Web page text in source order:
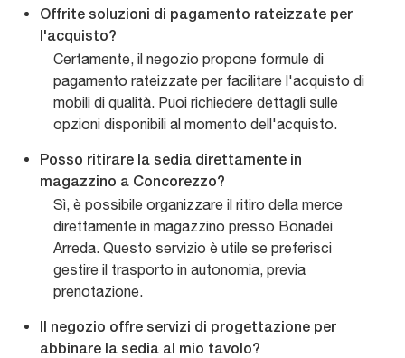
Offrite soluzioni di pagamento rateizzate per
l'acquisto?
Certamente, il negozio propone formule di
pagamento rateizzate per facilitare l'acquisto di
mobili di qualità. Puoi richiedere dettagli sulle
opzioni disponibili al momento dell'acquisto.
Posso ritirare la sedia direttamente in
magazzino a Concorezzo?
Sì, è possibile organizzare il ritiro della merce
direttamente in magazzino presso Bonadei
Arreda. Questo servizio è utile se preferisci
gestire il trasporto in autonomia, previa
prenotazione.
Il negozio offre servizi di progettazione per
abbinare la sedia al mio tavolo?